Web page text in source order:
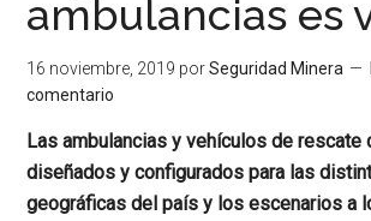
ambulancias es
16 noviembre, 2019 porSeguridad Minera
comentario
Las ambulancias y vehículos de rescate
diseñados y configurados para las
geográficas del país y los escenarios a